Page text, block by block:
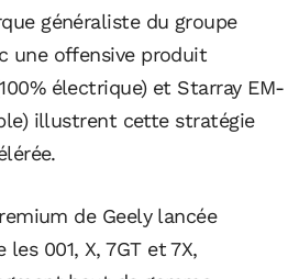
généraliste du groupe
une offensive produit
électrique) et Starray EM-
illustrent cette stratégie
de Geely lancée
001, X, 7GT et 7X,